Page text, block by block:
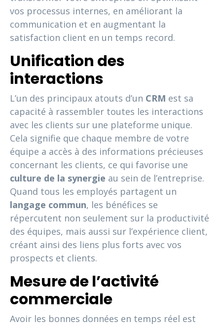
vos processus internes, en améliorant la
communication et en augmentant la
satisfaction client en un temps record.
Unification des
interactions
L’un des principaux atouts d’un CRM est sa
capacité à rassembler toutes les interactions
avec les clients sur une plateforme unique.
Cela signifie que chaque membre de votre
équipe a accès à des informations précieuses
concernant les clients, ce qui favorise une
culture de la synergie au sein de l’entreprise.
Quand tous les employés partagent un
langage commun, les bénéfices se
répercutent non seulement sur la productivité
des équipes, mais aussi sur l’expérience client,
créant ainsi des liens plus forts avec vos
prospects et clients.
Mesure de l’activité
commerciale
Avoir les bonnes données en temps réel est